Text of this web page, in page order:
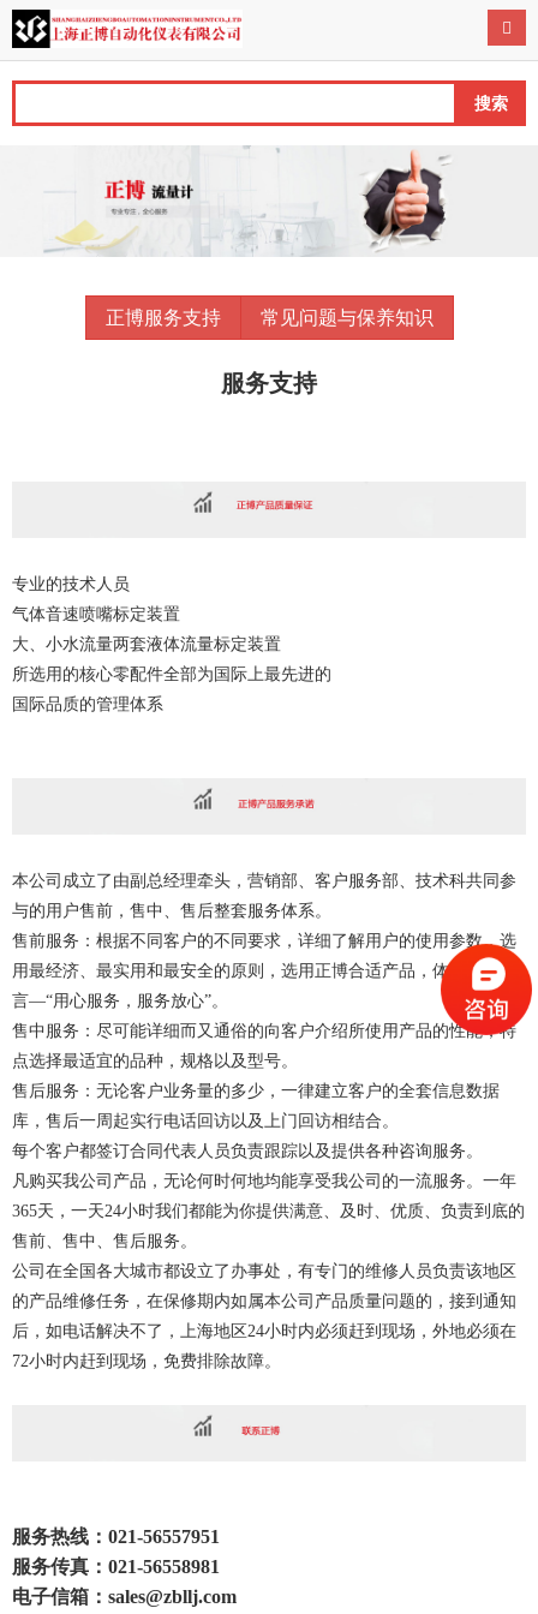
搜索
导
正博服务支持 常见问题与保养知识
服务支持
专业的技术人员
气体音速喷嘴标定装置
大、小水流量两套液体流量标定装置
所选用的核心零配件全部为国际上最先进的
国际品质的管理体系
本公司成立了由副总经理牵头，营销部、客户服务部、技术科共同参
与的用户售前，售中、售后整套服务体系。
售前服务：根据不同客户的不同要求，详细了解用户的使用参数，选
用最经济、最实用和最安全的原则，选用正博合适产品，体现正博宣
言—“用心服务，服务放心”。
售中服务：尽可能详细而又通俗的向客户介绍所使用产品的性能，特
点选择最适宜的品种，规格以及型号。
售后服务：无论客户业务量的多少，一律建立客户的全套信息数据
库，售后一周起实行电话回访以及上门回访相结合。
每个客户都签订合同代表人员负责跟踪以及提供各种咨询服务。
凡购买我公司产品，无论何时何地均能享受我公司的一流服务。一年
365天，一天24小时我们都能为你提供满意、及时、优质、负责到底的
售前、售中、售后服务。
公司在全国各大城市都设立了办事处，有专门的维修人员负责该地区
的产品维修任务，在保修期内如属本公司产品质量问题的，接到通知
后，如电话解决不了，上海地区24小时内必须赶到现场，外地必须在
72小时内赶到现场，免费排除故障。
服务热线：021-56557951
服务传真： 021-56558981
电子信箱： sales@zbllj.com